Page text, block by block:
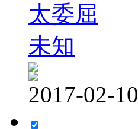
太委屈
未知
2017-02-10